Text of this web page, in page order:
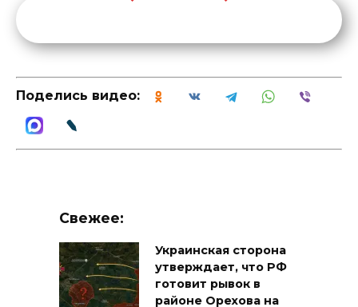
Поделись видео:
Свежее:
Украинская сторона
утверждает, что РФ
готовит рывок в
районе Орехова на